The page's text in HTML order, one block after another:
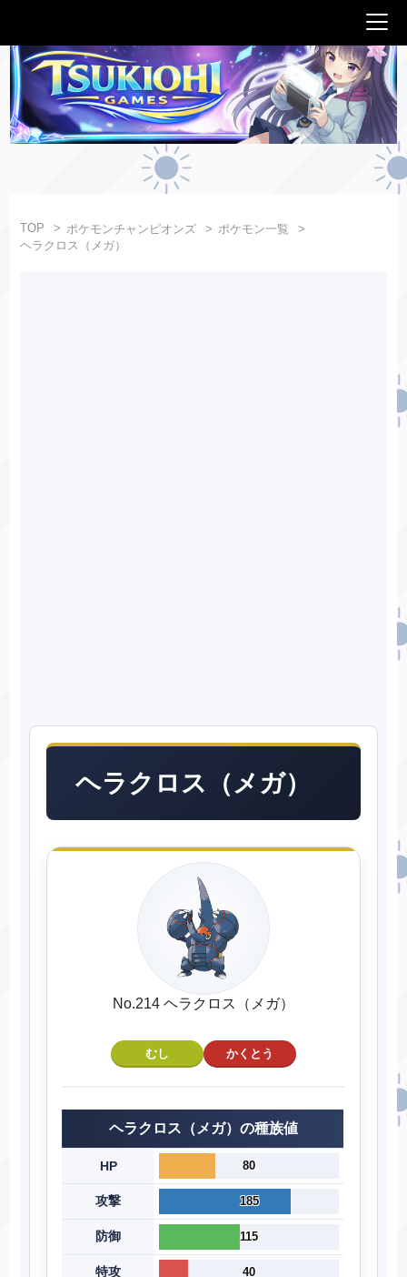
TOP ポケモンチャンピオンズ
ポケモン一覧
ヘラクロス（メガ）
ヘラクロス（メガ）
No.214 ヘラクロス（メガ）
むし かくとう
ヘラクロス（メガ）の種族値
HP 80
攻撃 185
防御 115
特攻 40